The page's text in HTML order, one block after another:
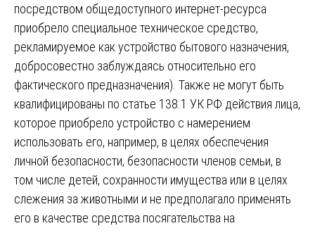
посредством общедоступного интернет-ресурса
приобрело специальное техническое средство,
рекламируемое как устройство бытового назначения,
добросовестно заблуждаясь относительно его
фактического предназначения). Также не могут быть
квалифицированы по статье 138.1 УК РФ действия лица,
которое приобрело устройство с намерением
использовать его, например, в целях обеспечения
личной безопасности, безопасности членов семьи, в
том числе детей, сохранности имущества или в целях
слежения за животными и не предполагало применять
его в качестве средства посягательства на